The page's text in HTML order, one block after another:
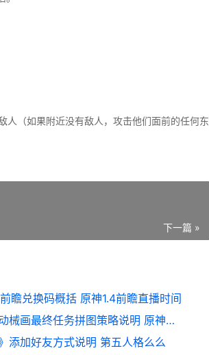
人（如果附近没有敌人，攻击他们面前的任何东
下一篇 »
前瞻兑换码概括 原神1.4前瞻直播时间
《原神》恒动械画最终任务拼图策略说明 原神恒长机关怎么打
添加好友方式说明 第五人格么么